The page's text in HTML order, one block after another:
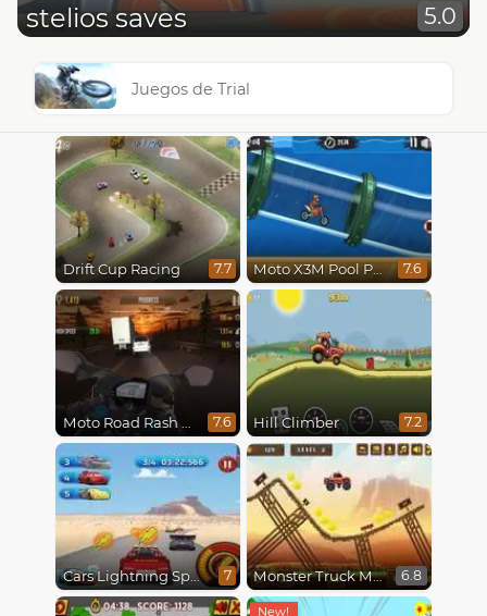
stelios saves 5.0
Juegos de Trial
Drift Cup Racing 7.7 Moto X3M Pool Party 7.6
7.6 Hill Climber 7.2
Cars Lightning Speed 7 Monster Truck Madness 6.8